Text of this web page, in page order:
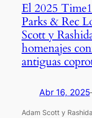
El 2025
Parks & Rec
Scott y
homenajes
antiguas
Abr 16, 2025
Adam Scott y